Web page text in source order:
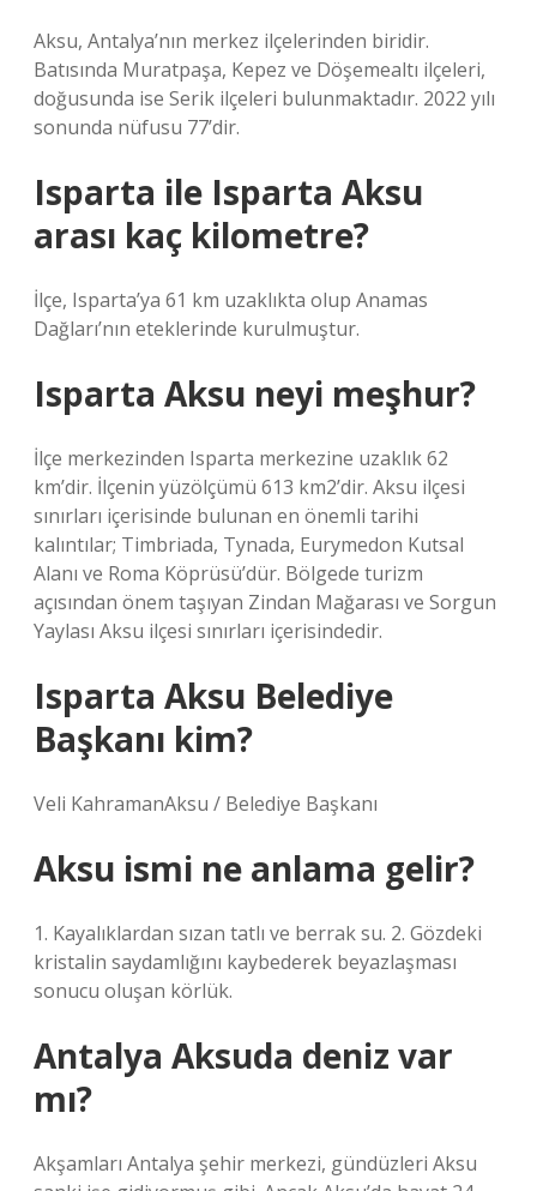
Aksu, Antalya’nın merkez ilçelerinden biridir.
Batısında Muratpaşa, Kepez ve Döşemealtı ilçeleri,
doğusunda ise Serik ilçeleri bulunmaktadır. 2022 yılı
sonunda nüfusu 77’dir.
Isparta ile Isparta Aksu
arası kaç kilometre?
İlçe, Isparta’ya 61 km uzaklıkta olup Anamas
Dağları’nın eteklerinde kurulmuştur.
Isparta Aksu neyi meşhur?
İlçe merkezinden Isparta merkezine uzaklık 62
km’dir. İlçenin yüzölçümü 613 km2’dir. Aksu ilçesi
sınırları içerisinde bulunan en önemli tarihi
kalıntılar; Timbriada, Tynada, Eurymedon Kutsal
Alanı ve Roma Köprüsü’dür. Bölgede turizm
açısından önem taşıyan Zindan Mağarası ve Sorgun
Yaylası Aksu ilçesi sınırları içerisindedir.
Isparta Aksu Belediye
Başkanı kim?
Veli KahramanAksu / Belediye Başkanı
Aksu ismi ne anlama gelir?
1. Kayalıklardan sızan tatlı ve berrak su. 2. Gözdeki
kristalin saydamlığını kaybederek beyazlaşması
sonucu oluşan körlük.
Antalya Aksuda deniz var
mı?
Akşamları Antalya şehir merkezi, gündüzleri Aksu